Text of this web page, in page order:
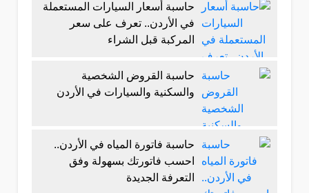
حاسبة أسعار السيارات المستعملة
في الأردن.. تعرف على سعر
المركبة قبل الشراء
حاسبة القروض الشخصية
والسكنية والسيارات في الأردن
حاسبة فاتورة المياه في الأردن..
احسب فاتورتك بسهولة وفق
التعرفة الجديدة